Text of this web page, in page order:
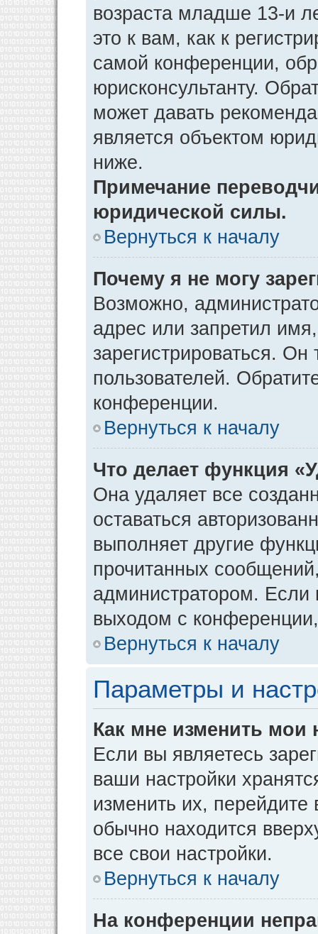
возраста младше 13-и
это к вам, как к
самой конференции,
юрисконсультанту.
может давать
является объектом
ниже.
Примечание
юридической силы.
Вернуться к началу
Почему я не могу
Возможно,
адрес или запретил
зарегистрироваться.
пользователей.
конференции.
Вернуться к началу
Что делает функция
Она удаляет все
оставаться
выполняет другие
прочитанных
администратором. Если
выходом с
Вернуться к началу
Параметры и
Как мне изменить мои
Если вы являетесь
ваши настройки
изменить их, перейдите
обычно находится
все свои настройки.
Вернуться к началу
На конференции